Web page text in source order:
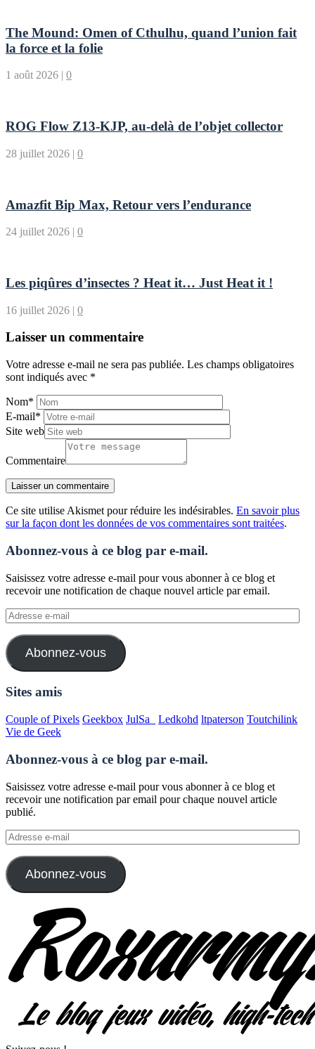
The Mound: Omen of Cthulhu, quand l’union fait
la force et la folie
1 août 2026 | 0
ROG Flow Z13-KJP, au-delà de l’objet collector
28 juillet 2026 | 0
Amazfit Bip Max, Retour vers l’endurance
24 juillet 2026 | 0
Les piqûres d’insectes ? Heat it… Just Heat it !
16 juillet 2026 | 0
Laisser un commentaire
Votre adresse e-mail ne sera pas publiée. Les champs obligatoires
sont indiqués avec *
Nom*
E-mail*
Site web
Commentaire
Ce site utilise Akismet pour réduire les indésirables. En savoir plus
sur la façon dont les données de vos commentaires sont traitées.
Abonnez-vous à ce blog par e-mail.
Saisissez votre adresse e-mail pour vous abonner à ce blog et
recevoir une notification de chaque nouvel article par email.
Adresse
e-
mail
Abonnez-vous
Sites amis
Couple of Pixels Geekbox JulSa_ Ledkohd ltpaterson Toutchilink
Vie de Geek
Abonnez-vous à ce blog par e-mail.
Saisissez votre adresse e-mail pour vous abonner à ce blog et
recevoir une notification par email pour chaque nouvel article
publié.
Adresse
e-
mail
Abonnez-vous